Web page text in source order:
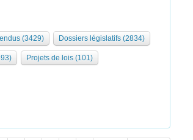
(3429) Dossiers législatifs (2834)
Projets de lois (101)